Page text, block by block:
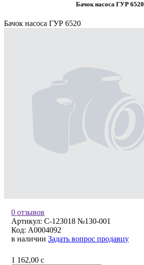
Бачок насоса ГУР 6520
Бачок насоса ГУР 6520
0 отзывов
Артикул: С-123018 №130-001
Код: A0004092
в наличии Задать вопрос продавцу
1 162,00 c